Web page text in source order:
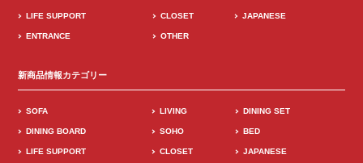
LIFE SUPPORT CLOSET JAPANESE
ENTRANCE OTHER
新商品情報カテゴリー
SOFA LIVING DINING SET
DINING BOARD SOHO BED
LIFE SUPPORT CLOSET JAPANESE